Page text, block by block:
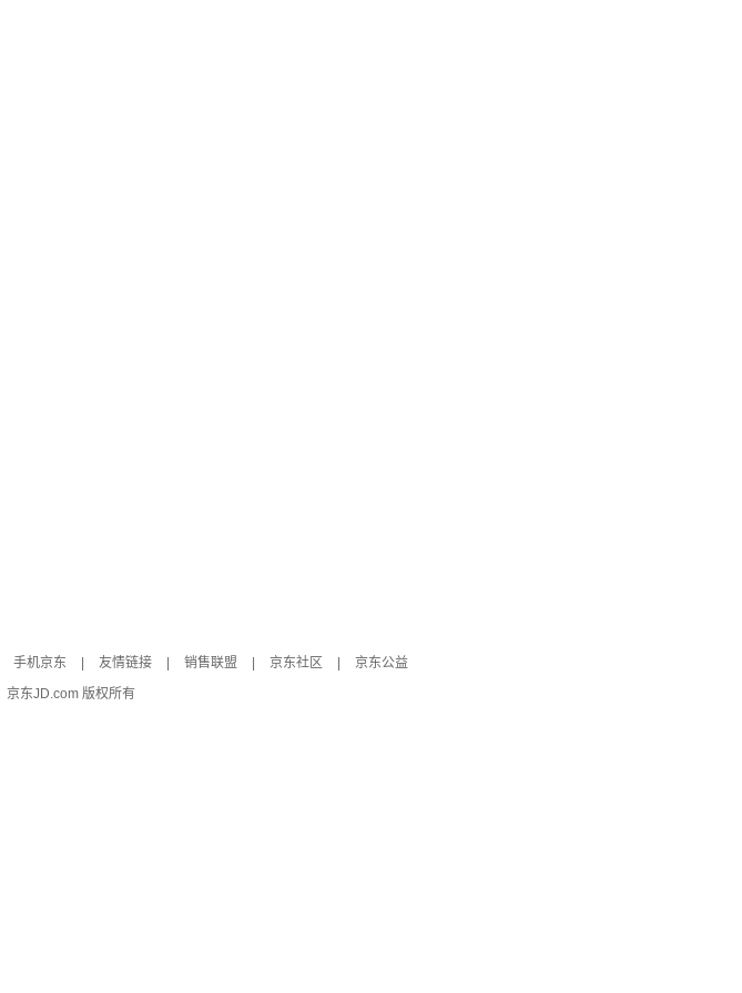
手机京东 友情链接 销售联盟 京东社区
京东公益
京东JD.com 版权所有